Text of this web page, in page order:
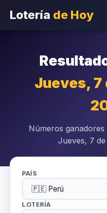
Lotería de Hoy
Jueves, 7
Números
Jueves, 7
PAÍS
LOTERÍA